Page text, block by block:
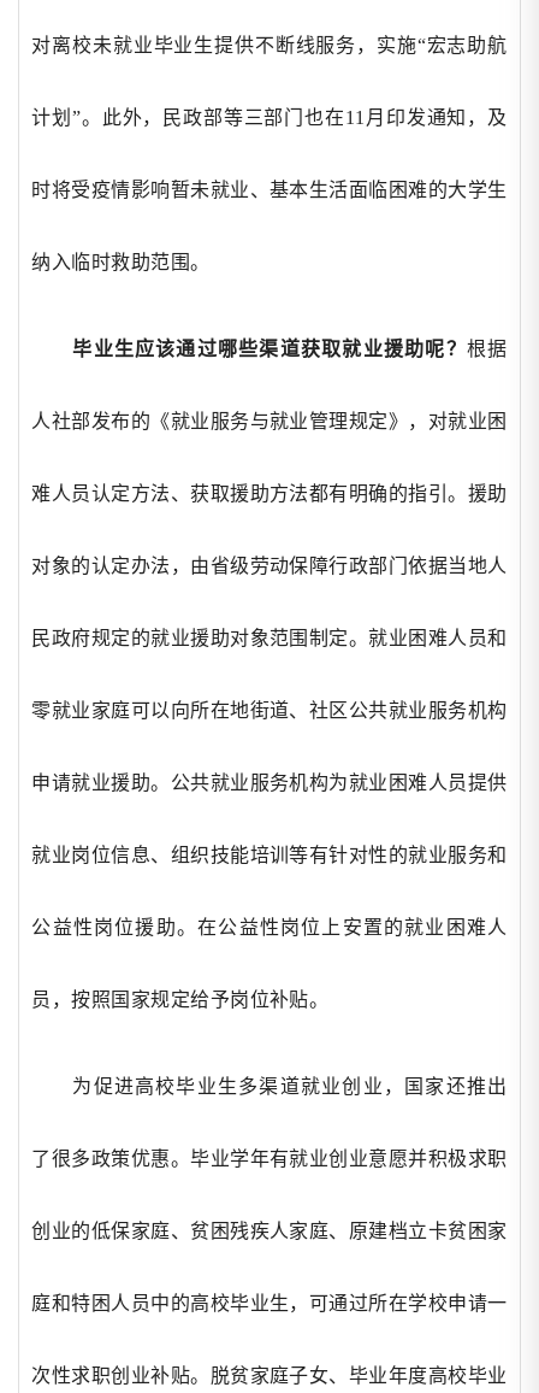
对离校未就业毕业生提供不断线服务，实施“宏志助航
计划”。此外，民政部等三部门也在11月印发通知，及
时将受疫情影响暂未就业、基本生活面临困难的大学生
纳入临时救助范围。
毕业生应该通过哪些渠道获取就业援助呢？ 根据
人社部发布的《就业服务与就业管理规定》，对就业困
难人员认定方法、获取援助方法都有明确的指引。援助
对象的认定办法，由省级劳动保障行政部门依据当地人
民政府规定的就业援助对象范围制定。就业困难人员和
零就业家庭可以向所在地街道、社区公共就业服务机构
申请就业援助。公共就业服务机构为就业困难人员提供
就业岗位信息、组织技能培训等有针对性的就业服务和
公益性岗位援助。在公益性岗位上安置的就业困难人
员，按照国家规定给予岗位补贴。
为促进高校毕业生多渠道就业创业，国家还推出
了很多政策优惠。毕业学年有就业创业意愿并积极求职
创业的低保家庭、贫困残疾人家庭、原建档立卡贫困家
庭和特困人员中的高校毕业生，可通过所在学校申请一
次性求职创业补贴。脱贫家庭子女、毕业年度高校毕业